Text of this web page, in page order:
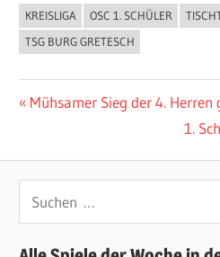
ALLGEMEIN
KREISLIGA OSC 1. SCHÜLER
TSG BURG GRETESCH
Vorheriger
Mühsamer Sieg der 4. Herren
1.